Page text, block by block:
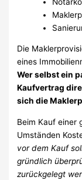
Die
eines
Wer selbst ein
Kaufvertrag
sich die
Beim Kauf einer
Umständen
vor dem Kauf
gründlich
zurückgelegt